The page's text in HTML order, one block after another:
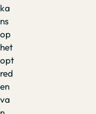
ka
ns
op
het
opt
red
en
va